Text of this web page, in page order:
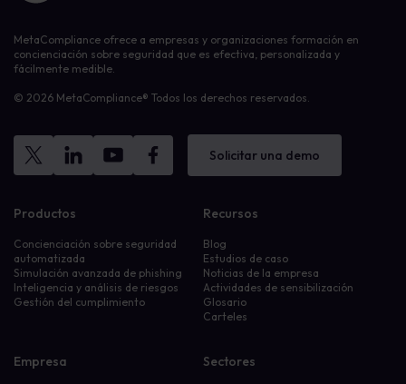
MetaCompliance ofrece a empresas y organizaciones formación en
concienciación sobre seguridad que es efectiva, personalizada y
fácilmente medible.
© 2026 MetaCompliance® Todos los derechos reservados.
Solicitar una demo
Productos
Concienciación sobre seguridad
automatizada
Simulación avanzada de phishing
Inteligencia y análisis de riesgos
Gestión del cumplimiento
Recursos
Blog
Estudios de caso
Noticias de la empresa
Actividades de sensibilización
Glosario
Carteles
Empresa Sectores